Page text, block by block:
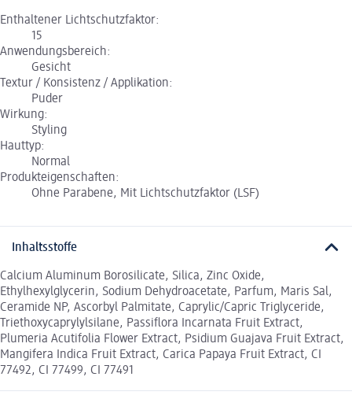
Enthaltener Lichtschutzfaktor:
15
Anwendungsbereich:
Gesicht
Textur / Konsistenz / Applikation:
Puder
Wirkung:
Styling
Hauttyp:
Normal
Produkteigenschaften:
Ohne Parabene, Mit Lichtschutzfaktor (LSF)
Inhaltsstoffe
Calcium Aluminum Borosilicate, Silica, Zinc Oxide,
Ethylhexylglycerin, Sodium Dehydroacetate, Parfum, Maris Sal,
Ceramide NP, Ascorbyl Palmitate, Caprylic/Capric Triglyceride,
Triethoxycaprylylsilane, Passiflora Incarnata Fruit Extract,
Plumeria Acutifolia Flower Extract, Psidium Guajava Fruit Extract,
Mangifera Indica Fruit Extract, Carica Papaya Fruit Extract, CI
77492, CI 77499, CI 77491